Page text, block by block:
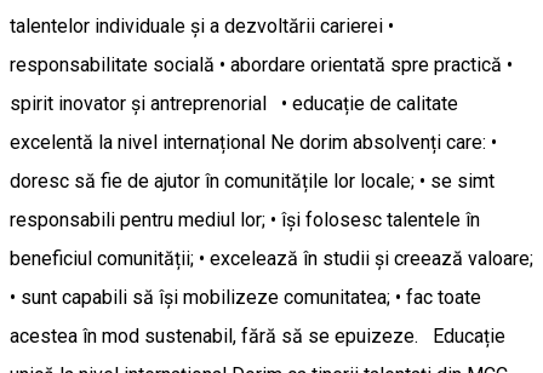
talentelor individuale și a dezvoltării carierei •
responsabilitate socială • abordare orientată spre practică •
spirit inovator și antreprenorial • educație de calitate
excelentă la nivel internațional Ne dorim absolvenți care: •
doresc să fie de ajutor în comunitățile lor locale; • se simt
responsabili pentru mediul lor; • își folosesc talentele în
beneficiul comunității; • excelează în studii și creează valoare;
• sunt capabili să își mobilizeze comunitatea; • fac toate
acestea în mod sustenabil, fără să se epuizeze. Educație